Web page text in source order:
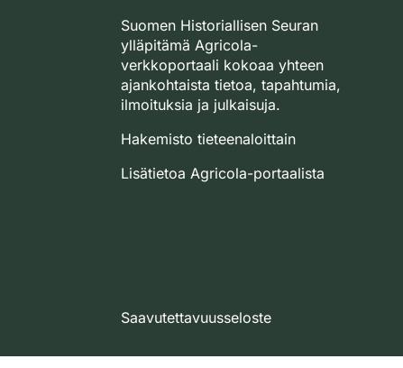
Suomen Historiallisen Seuran
ylläpitämä Agricola-
verkkoportaali kokoaa yhteen
ajankohtaista tietoa, tapahtumia,
ilmoituksia ja julkaisuja.
Hakemisto tieteenaloittain
Lisätietoa Agricola-portaalista
Saavutettavuusseloste